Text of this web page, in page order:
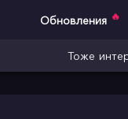
Обновления 🔥
Тоже